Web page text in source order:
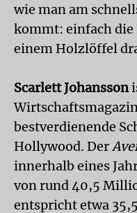
wie man am
kommt: einfach
einem Holzlöffel
Scarlett Johansson
bestverdienende
Hollywood. Der
innerhalb eines
von rund 40,5
entspricht etwa